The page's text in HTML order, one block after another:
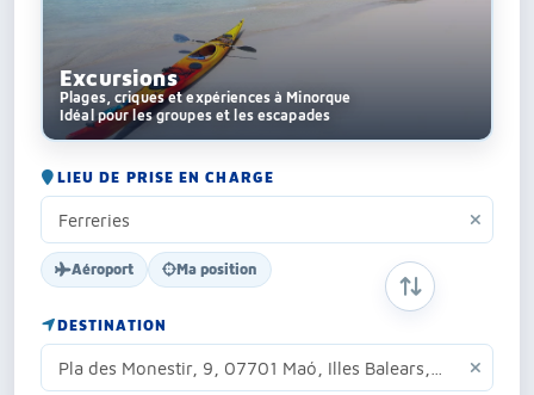
Excursions
Plages, criques et expériences à Minorque
Idéal pour les groupes et les escapades
LIEU DE PRISE EN CHARGE
Aéroport Ma position
DESTINATION
INVERSER